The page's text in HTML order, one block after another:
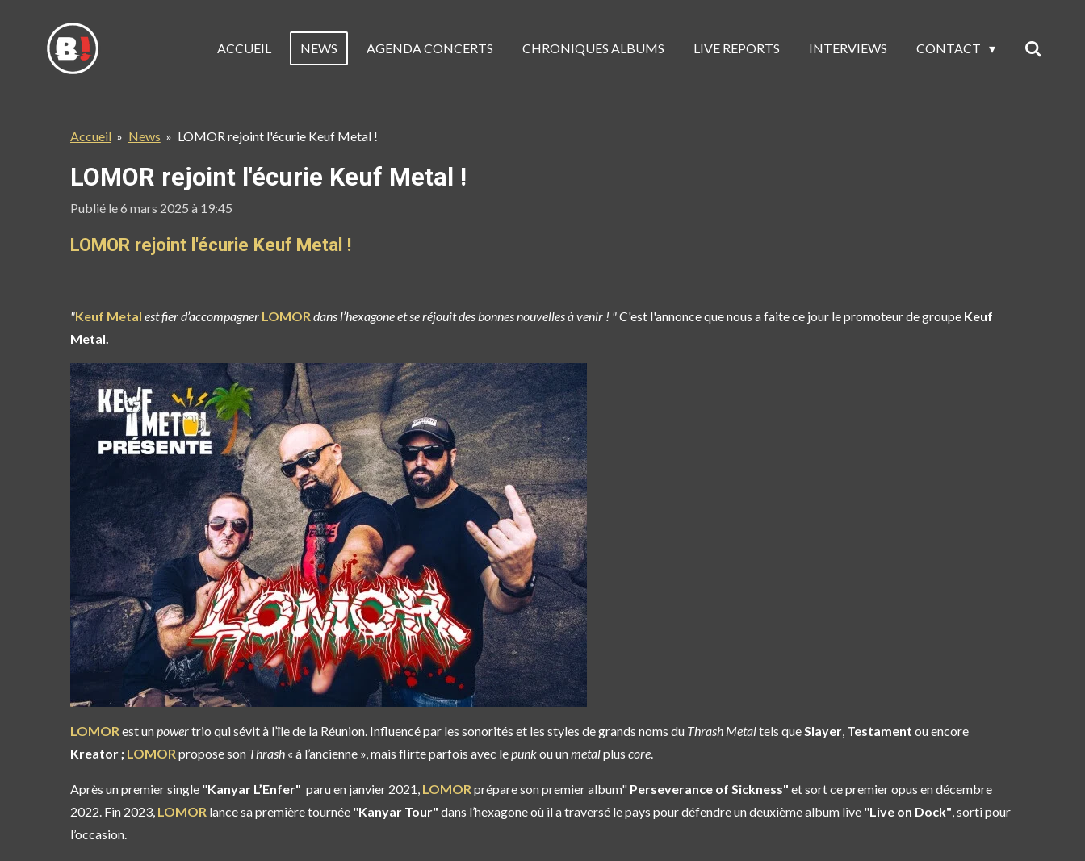
contenu
ACCUEIL NEWS AGENDA CONCERTS CHRONIQUES ALBUMS LIVE REPORTS INTERVIEWS CONTACT
Accueil » News » LOMOR rejoint l'écurie Keuf Metal !
LOMOR rejoint l'écurie Keuf Metal !
Publié le 6 mars 2025 à 19:45
LOMOR rejoint l'écurie Keuf Metal !
"Keuf Metal est fier d’accompagner LOMOR dans l’hexagone et se réjouit des bonnes nouvelles à venir ! "C'est l'annonce que nous a faite ce jour le promoteur de groupe Keuf
Metal.
LOMOR est unpowertrio qui sévit à l’île de la Réunion. Influencé par les sonorités et les styles de grands noms du Thrash Metaltels queSlayer, Testament ou encore
Kreator ; LOMOR propose son Thrash « à l’ancienne », mais flirte parfois avec lepunkou unmetalplus core.
Après un premier single "Kanyar L’Enfer" paru en janvier 2021, LOMOR prépare son premier album" Perseverance of Sickness" et sort ce premier opus en décembre
2022. Fin 2023, LOMOR lance sa première tournée "Kanyar Tour" dans l’hexagone où il a traversé le pays pour défendre un deuxième album live "Live on Dock", sorti pour
l’occasion.